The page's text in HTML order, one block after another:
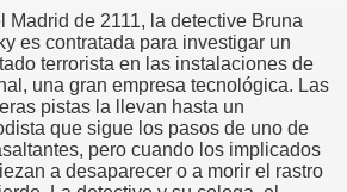
Madrid de 2111, la detective Bruna
es contratada para investigar un
terrorista en las instalaciones de
una gran empresa tecnológica. Las
pistas la llevan hasta un
que sigue los pasos de uno de
pero cuando los implicados
a desaparecer o a morir el rastro